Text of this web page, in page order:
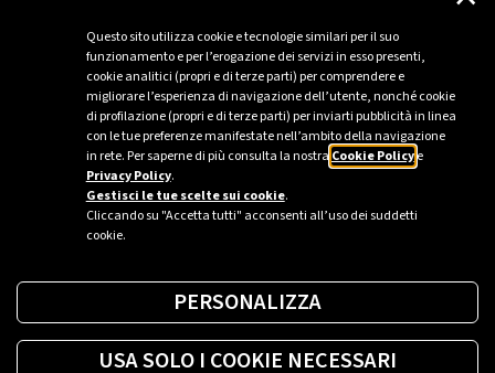
Questo sito utilizza cookie e tecnologie similari per il suo
funzionamento e per l’erogazione dei servizi in esso presenti,
cookie analitici (propri e di terze parti) per comprendere e
migliorare l’esperienza di navigazione dell’utente, nonché cookie
di profilazione (propri e di terze parti) per inviarti pubblicità in linea
con le tue preferenze manifestate nell’ambito della navigazione
in rete. Per saperne di più consulta la nostra Cookie Policye
Privacy Policy.
Gestisci le tue scelte sui cookie.
Cliccando su "Accetta tutti" acconsenti all’uso dei suddetti
cookie.
PERSONALIZZA
USA SOLO I COOKIE NECESSARI
Per favore riprova piú tardi
Sei un’azienda o una PA?
Trova la soluzione più giusta per te.
Richiedi una colonnina